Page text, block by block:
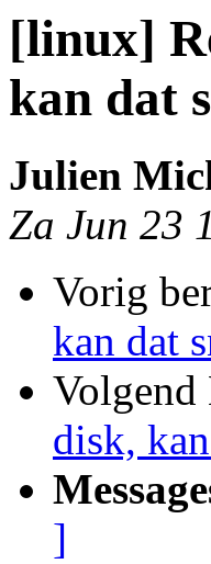
[linux]
kan dat
Julien
Za Jun 23
Vorig
kan dat
Volgend
disk,
]